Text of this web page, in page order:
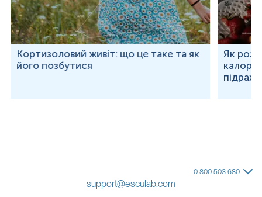
Кортизоловий живіт: що це таке та як
його позбутися
Як
0 800 503 680
support@esculab.com